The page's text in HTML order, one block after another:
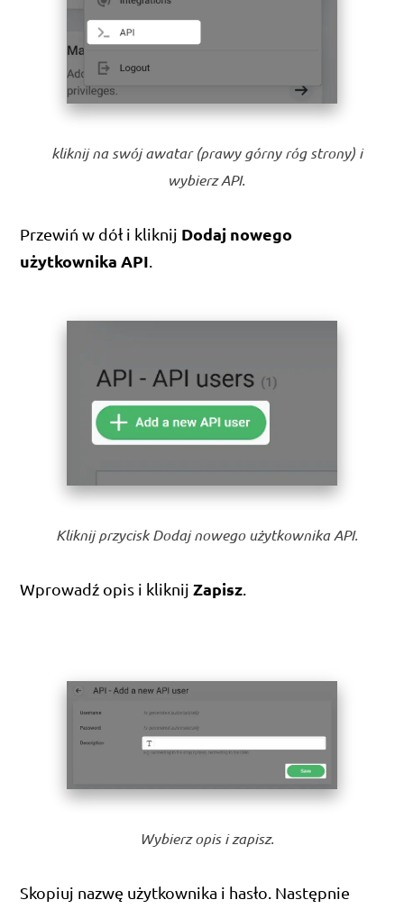
kliknij na swój awatar (prawy górny róg strony) i
wybierz API.
Przewiń w dół i kliknij Dodaj nowego
użytkownika API
Kliknij przycisk Dodaj nowego użytkownika API.
Wprowadź opis i kliknij Zapisz
Wybierz opis i zapisz.
Skopiuj nazwę użytkownika i hasło. Następnie